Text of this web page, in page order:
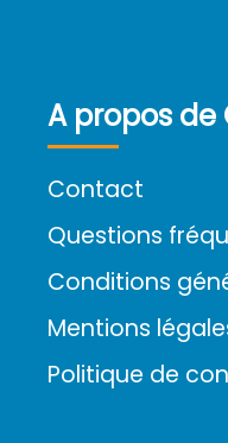
A propos
Contact
Questions
Conditions
Mentions
Politique de